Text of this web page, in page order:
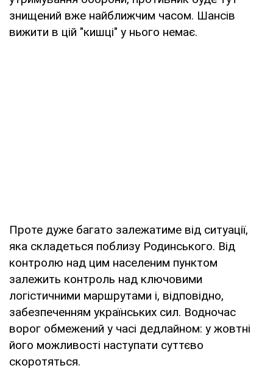
знищений вже найближчим часом. Шансів
вижити в цій "кишці" у нього немає.
Проте дуже багато залежатиме від ситуації,
яка складеться поблизу Родинського. Від
контролю над цим населеним пунктом
залежить контроль над ключовими
логістичними маршрутами і, відповідно,
забезпеченням українських сил. Водночас
ворог обмежений у часі дедлайном: у жовтні
його можливості наступати суттєво
скоротяться.